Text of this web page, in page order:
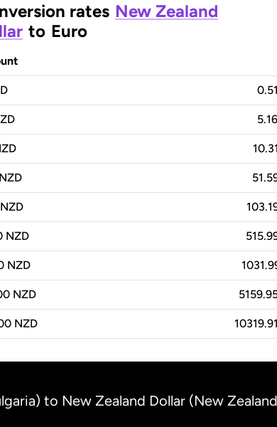
rates New Zealand
to Euro
NZD
NZD
NZD
NZD
NZD
NZD
to New Zealand Dollar (New